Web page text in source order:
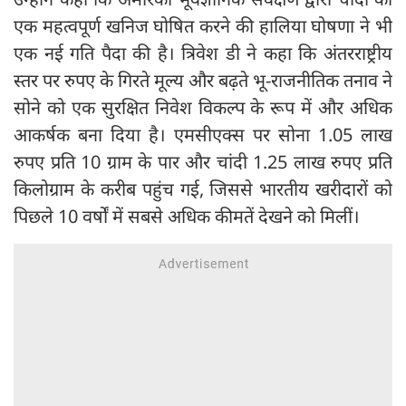
एक महत्वपूर्ण खनिज घोषित करने की हालिया घोषणा ने भी
एक नई गति पैदा की है। त्रिवेश डी ने कहा कि अंतरराष्ट्रीय
स्तर पर रुपए के गिरते मूल्य और बढ़ते भू-राजनीतिक तनाव ने
सोने को एक सुरक्षित निवेश विकल्प के रूप में और अधिक
आकर्षक बना दिया है। एमसीएक्स पर सोना 1.05 लाख
रुपए प्रति 10 ग्राम के पार और चांदी 1.25 लाख रुपए प्रति
किलोग्राम के करीब पहुंच गई, जिससे भारतीय खरीदारों को
पिछले 10 वर्षों में सबसे अधिक कीमतें देखने को मिलीं।